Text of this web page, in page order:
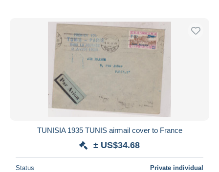
TUNISIA 1935 TUNIS airmail cover to France
± US$34.68
Status Private individual